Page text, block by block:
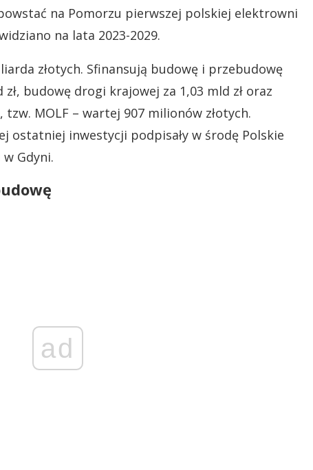
na Pomorzu pierwszej polskiej elektrowni
na lata 2023-2029.
złotych. Sfinansują budowę i przebudowę
budowę drogi krajowej za 1,03 mld zł oraz
MOLF – wartej 907 milionów złotych.
ostatniej inwestycji podpisały w środę Polskie
Gdyni.
ad